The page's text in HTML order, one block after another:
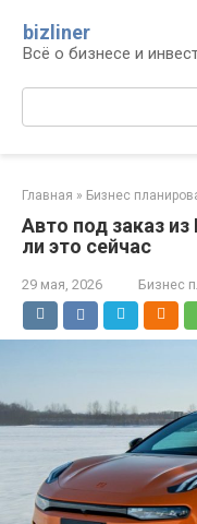
контенту
bizliner
Всё о бизнесе и
Поиск:
Главная » Бизнес
Авто под заказ
ли это сейчас
29 мая, 2026 Бизнес